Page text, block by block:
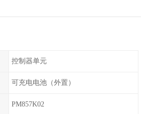
控制器单元
可充电电池（外置）
PM857K02